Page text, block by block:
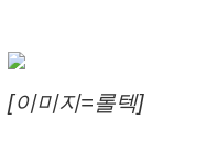
[이미지=롤텍]